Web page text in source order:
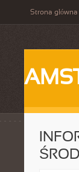
Strona główna